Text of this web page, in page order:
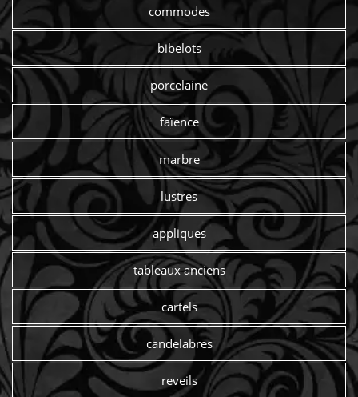
commodes
bibelots
porcelaine
faïence
marbre
lustres
appliques
tableaux anciens
cartels
candelabres
reveils